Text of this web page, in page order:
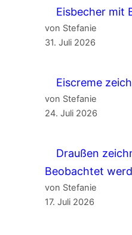
Eisbecher mit
von Stefanie
31. Juli 2026
Eiscreme
von Stefanie
24. Juli 2026
Draußen
Beobachtet
von Stefanie
17. Juli 2026